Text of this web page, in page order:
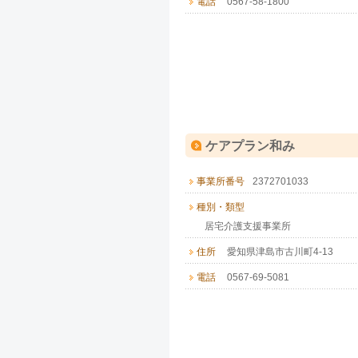
ケアプラン和み
事業所番号 2372701033
種別・類型
居宅介護支援事業所
住所 愛知県津島市古川町4-13
電話 0567-69-5081